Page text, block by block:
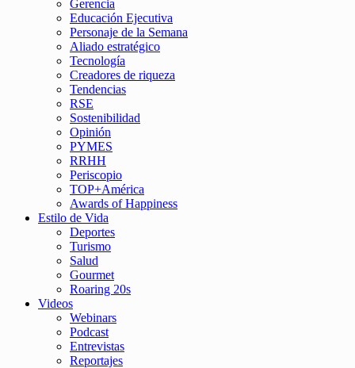
Gerencia
Educación Ejecutiva
Personaje de la Semana
Aliado estratégico
Tecnología
Creadores de riqueza
Tendencias
RSE
Sostenibilidad
Opinión
PYMES
RRHH
Periscopio
TOP+América
Awards of Happiness
Estilo de Vida
Deportes
Turismo
Salud
Gourmet
Roaring 20s
Videos
Webinars
Podcast
Entrevistas
Reportajes